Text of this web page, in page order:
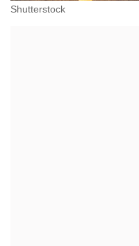
Shutterstock